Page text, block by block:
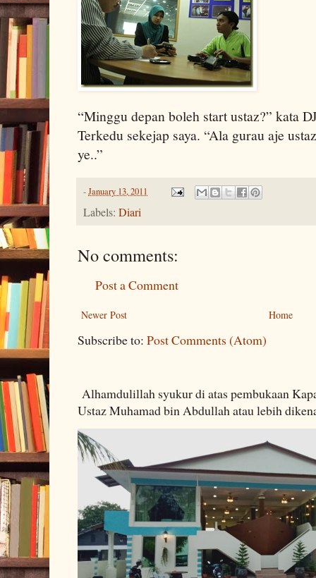
“Minggu depan boleh start ustaz?” kata
Terkedu sekejap saya. “Ala gurau aje
ye..”
-January 13, 2011
Labels: Diari
No comments:
Post a Comment
Newer Post Home
Subscribe to: Post Comments (Atom)
Alhamdulillah syukur di atas pembukaan
Ustaz Muhamad bin Abdullah atau lebih